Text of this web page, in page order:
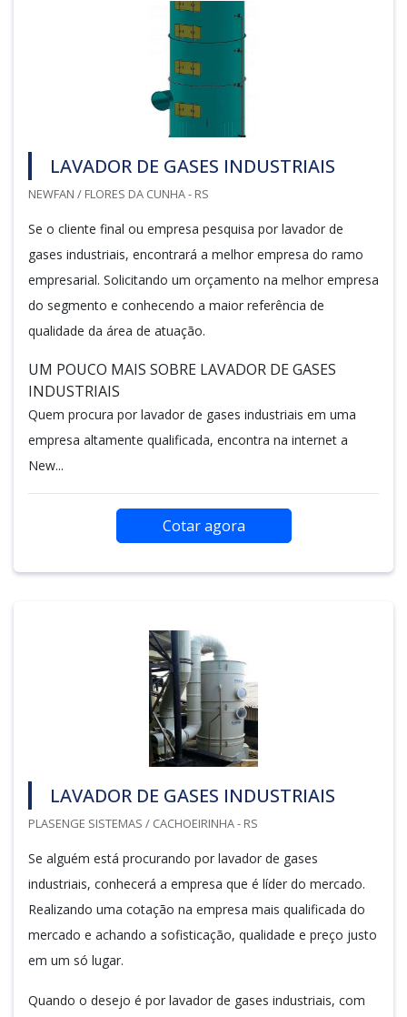
LAVADOR DE GASES INDUSTRIAIS
NEWFAN / FLORES DA CUNHA - RS
Se o cliente final ou empresa pesquisa por lavador de
gases industriais, encontrará a melhor empresa do ramo
empresarial. Solicitando um orçamento na melhor empresa
do segmento e conhecendo a maior referência de
qualidade da área de atuação.
UM POUCO MAIS SOBRE LAVADOR DE GASES
INDUSTRIAIS
Quem procura por lavador de gases industriais em uma
empresa altamente qualificada, encontra na internet a
New...
Cotar agora
LAVADOR DE GASES INDUSTRIAIS
PLASENGE SISTEMAS / CACHOEIRINHA - RS
Se alguém está procurando por lavador de gases
industriais, conhecerá a empresa que é líder do mercado.
Realizando uma cotação na empresa mais qualificada do
mercado e achando a sofisticação, qualidade e preço justo
em um só lugar.
Quando o desejo é por lavador de gases industriais, com